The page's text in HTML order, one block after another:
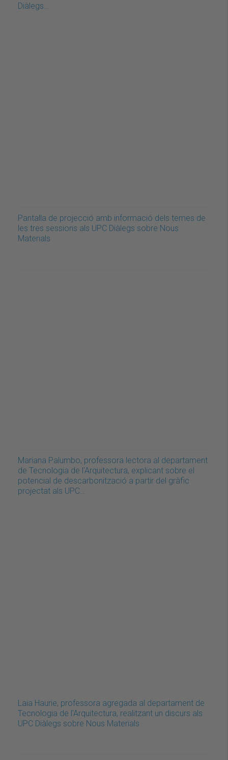
Diàlegs…
Pantalla de projecció amb informació dels temes de
les tres sessions als UPC Diàlegs sobre Nous
Materials
Mariana Palumbo, professora lectora al departament
de Tecnologia de l'Arquitectura, explicant sobre el
potencial de descarbonització a partir del gràfic
projectat als UPC…
Laia Haurie, professora agregada al departament de
Tecnologia de l'Arquitectura, realitzant un discurs als
UPC Diàlegs sobre Nous Materials